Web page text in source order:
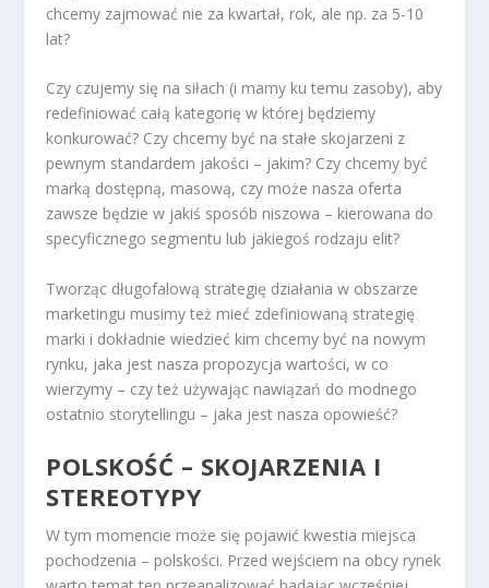
chcemy zajmować nie za kwartał, rok, ale np. za 5-10
lat?
Czy czujemy się na siłach (i mamy ku temu zasoby), aby
redefiniować całą kategorię w której będziemy
konkurować? Czy chcemy być na stałe skojarzeni z
pewnym standardem jakości – jakim? Czy chcemy być
marką dostępną, masową, czy może nasza oferta
zawsze będzie w jakiś sposób niszowa – kierowana do
specyficznego segmentu lub jakiegoś rodzaju elit?
Tworząc długofalową strategię działania w obszarze
marketingu musimy też mieć zdefiniowaną strategię
marki i dokładnie wiedzieć kim chcemy być na nowym
rynku, jaka jest nasza propozycja wartości, w co
wierzymy – czy też używając nawiązań do modnego
ostatnio storytellingu – jaka jest nasza opowieść?
POLSKOŚĆ – SKOJARZENIA I
STEREOTYPY
W tym momencie może się pojawić kwestia miejsca
pochodzenia – polskości. Przed wejściem na obcy rynek